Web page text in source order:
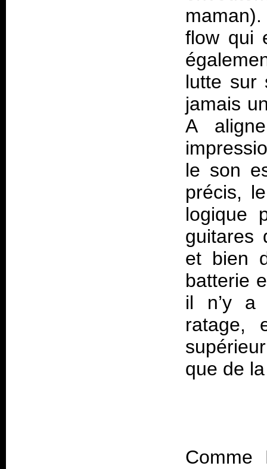
flow qui
lutte sur
jamais
A
le son
précis,
logique
guitares
et bien
batterie
il n’y a
ratage,
Comme